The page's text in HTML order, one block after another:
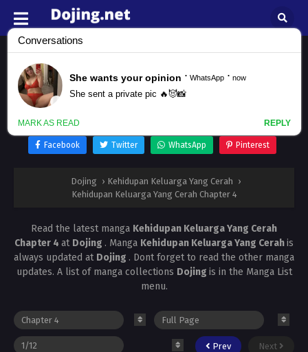
Kehidupan Keluarga Yang Cerah
Chapter 4
All chapters are in
Facebook Twitter WhatsApp Pinterest
Dojing › Kehidupan Keluarga Yang Cerah ›
Kehidupan Keluarga Yang Cerah Chapter 4
Read the latest manga Kehidupan Keluarga Yang Cerah
Chapter 4 at Dojing . Manga Kehidupan Keluarga Yang Cerahis
always updated at Dojing . Dont forget to read the other manga
updates. A list of manga collections Dojing is in the Manga List
menu.
Prev Next